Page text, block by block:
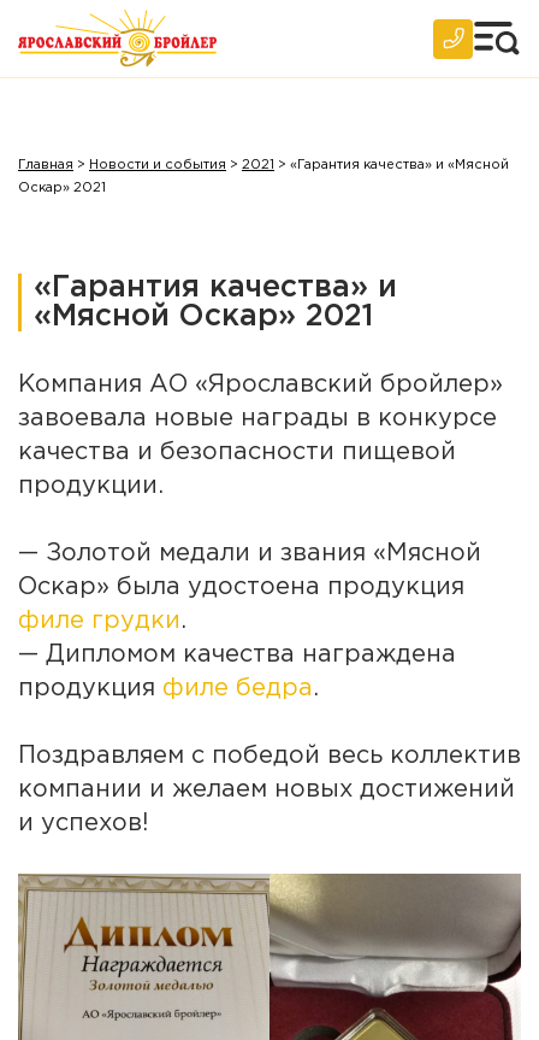
Главная > Новости и события > 2021 > «Гарантия качества» и «Мясной
Оскар» 2021
«Гарантия качества» и
«Мясной Оскар» 2021
Компания АО «Ярославский бройлер»
завоевала новые награды в конкурсе
качества и безопасности пищевой
продукции.
— Золотой медали и звания «Мясной
Оскар» была удостоена продукция
филе грудки .
— Дипломом качества награждена
продукция филе бедра .
Поздравляем с победой весь коллектив
компании и желаем новых достижений
и успехов!